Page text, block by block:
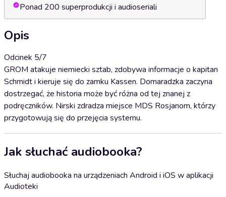
Ponad 200 superprodukcji i audioseriali
Opis
Odcinek 5/7
GROM atakuje niemiecki sztab, zdobywa informacje o kapitan
Schmidt i kieruje się do zamku Kassen. Domaradzka zaczyna
dostrzegać, że historia może być różna od tej znanej z
podręczników. Nirski zdradza miejsce MDS Rosjanom, którzy
przygotowują się do przejęcia systemu.
Jak słuchać audiobooka?
Słuchaj audiobooka na urządzeniach Android i iOS w aplikacji
Audioteki